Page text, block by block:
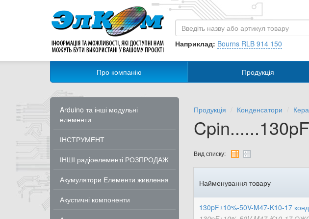
Наприклад: Bourns RLB 914 150
Про компанію Продукція
Arduino та інші модульні
елементи
ІНСТРУМЕНТ
ІНШІ радіоелементі РОЗПРОДАЖ
Акумулятори Елементи живлення
Акустичні компоненти
Продукція Конденсатори
Вид списку:
Найменування товару
130pF±10%-50V-M47-K10-17